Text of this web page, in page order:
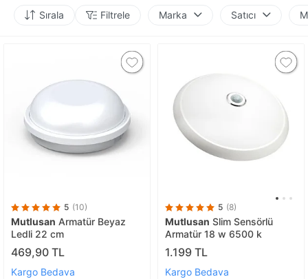
Sırala Filtrele Marka Satıcı
5 (10)
Mutlusan Armatür Beyaz
Ledli 22 cm
469,90 TL
Kargo Bedava
5 (8)
Mutlusan Slim Sensörlü
Armatür 18 w 6500 k
1.199 TL
Kargo Bedava